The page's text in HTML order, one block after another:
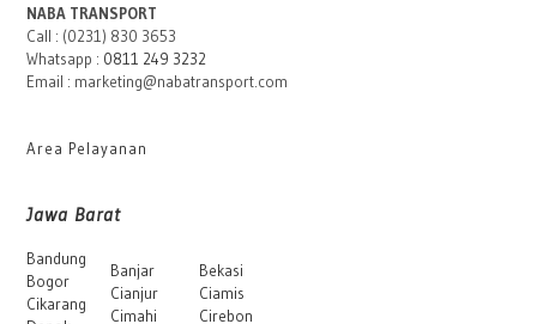
NABA TRANSPORT
Call : (0231) 830 3653
Whatsapp : 0811 249 3232
Email : marketing@nabatransport.com
Area Pelayanan
Jawa Barat
Bandung
Bogor
Cikarang
Banjar
Cianjur
Cimahi
Bekasi
Ciamis
Cirebon